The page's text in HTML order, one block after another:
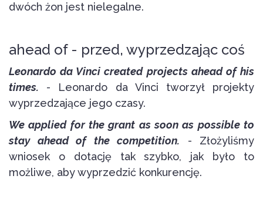
dwóch żon jest nielegalne.
ahead of - przed, wyprzedzając coś
Leonardo da Vinci created projects ahead of his
times. - Leonardo da Vinci tworzył projekty
wyprzedzające jego czasy.
We applied for the grant as soon as possible to
stay ahead of the competition. - Złożyliśmy
wniosek o dotację tak szybko, jak było to
możliwe, aby wyprzedzić konkurencję.